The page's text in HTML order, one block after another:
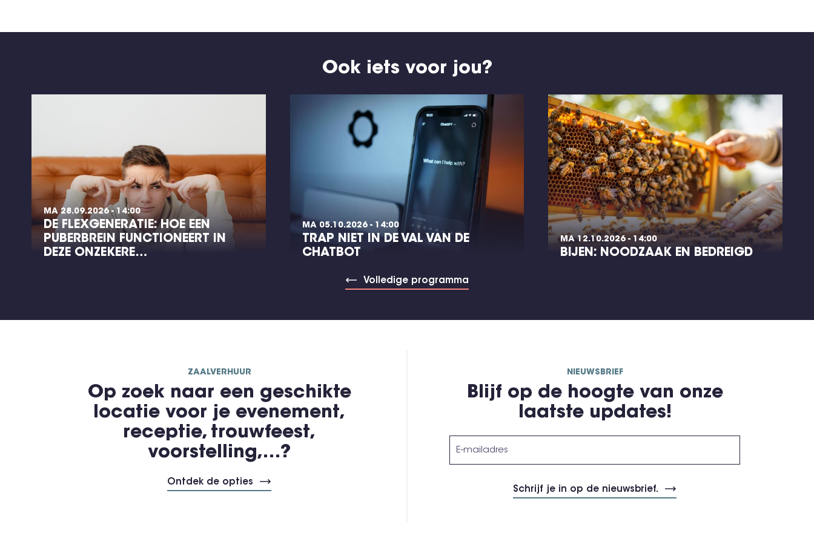
Ook iets voor jou?
MA 28.09.2026 - 14:00
DE FLEXGENERATIE: HOE EEN
PUBERBREIN FUNCTIONEERT IN
DEZE ONZEKERE…
MA 05.10.2026 - 14:00
TRAP NIET IN DE VAL VAN DE
CHATBOT
MA 12.10.2026 - 14:00
BIJEN: NOODZAAK EN BEDREIGD
Volledige programma
ZAALVERHUUR
Op zoek naar een geschikte
locatie voor je evenement,
receptie, trouwfeest,
voorstelling,…?
Ontdek de opties
NIEUWSBRIEF
Blijf op de hoogte van onze
laatste updates!